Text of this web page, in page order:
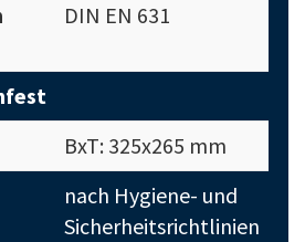
DIN EN 631
BxT: 325x265 mm
nach Hygiene- und
Sicherheitsrichtlinien